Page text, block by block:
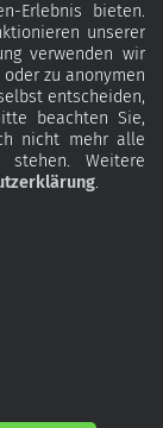
Erlebnis bieten.
unserer
verwenden wir
zu anonymen
entscheiden,
beachten Sie,
nicht mehr alle
stehen. Weitere
.